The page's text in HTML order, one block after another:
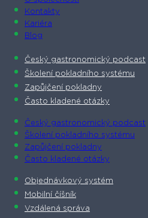
Kontakty
Kariéra
Blog
Český gastronomický podcast​
Školení pokladního systému
Zapůjčení pokladny
Často kladené otázky
Český gastronomický podcast​
Školení pokladního systému
Zapůjčení pokladny
Často kladené otázky
Objednávkový systém
Mobilní číšník
Vzdálená správa